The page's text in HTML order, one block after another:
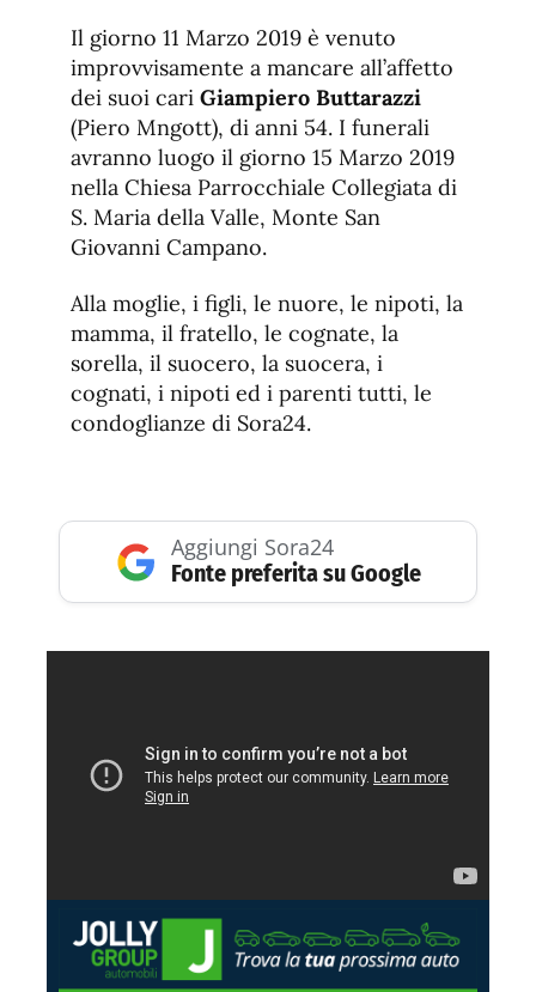
de
fuente
de
fuente.
Il giorno 11 Marzo 2019 è venuto
improvvisamente a mancare all’affetto
dei suoi cari Giampiero Buttarazzi
(Piero Mngott), di anni 54. I funerali
avranno luogo il giorno 15 Marzo 2019
nella Chiesa Parrocchiale Collegiata di
S. Maria della Valle, Monte San
Giovanni Campano.
Alla moglie, i figli, le nuore, le nipoti, la
mamma, il fratello, le cognate, la
sorella, il suocero, la suocera, i
cognati, i nipoti ed i parenti tutti, le
condoglianze di Sora24.
Aggiungi Sora24
Fonte preferita su Google